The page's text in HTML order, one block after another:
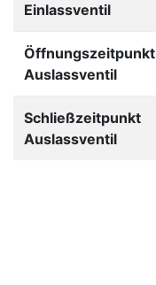
Einlassventil
Öffnungszeitpunkt
Auslassventil
Schließzeitpunkt
Auslassventil